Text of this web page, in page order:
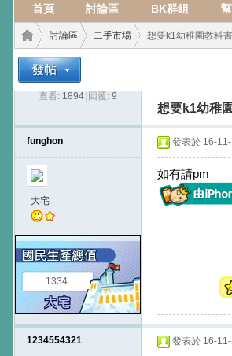
首頁 討論區 BK群組
王國
討論區 二手市場 想要k1幼稚園教科書
查看: 1894 回覆: 9
想要k1幼稚
funghon
大宅
1334
發表於 16-
如有請pm
1234554321 發表於 16-